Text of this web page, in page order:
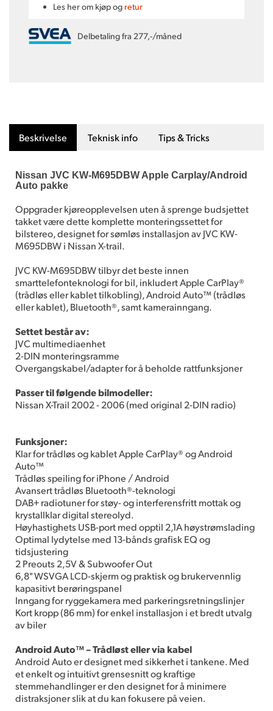
Les her om kjøp og retur
Delbetaling fra 277,-/måned
Beskrivelse Teknisk info Tips & Tricks
Nissan JVC KW-M695DBW Apple Carplay/Android
Auto pakke
Oppgrader kjøreopplevelsen uten å sprenge budsjettet
takket være dette komplette monteringssettet for
bilstereo, designet for sømløs installasjon av JVC KW-
M695DBW i Nissan X-trail.
JVC KW-M695DBW tilbyr det beste innen
smarttelefonteknologi for bil, inkludert Apple CarPlay®
(trådløs eller kablet tilkobling), Android Auto™ (trådløs
eller kablet), Bluetooth®, samt kamerainngang.
Settet består av:
JVC multimediaenhet
2-DIN monteringsramme
Overgangskabel/adapter for å beholde rattfunksjoner
Passer til følgende bilmodeller:
Nissan X-Trail 2002 - 2006 (med original 2-DIN radio)
Funksjoner:
Klar for trådløs og kablet Apple CarPlay® og Android
Auto™
Trådløs speiling for iPhone / Android
Avansert trådløs Bluetooth®-teknologi
DAB+ radiotuner for støy- og interferensfritt mottak og
krystallklar digital stereolyd.
Høyhastighets USB-port med opptil 2,1A høystrømslading
Optimal lydytelse med 13-bånds grafisk EQ og
tidsjustering
2 Preouts 2,5V & Subwoofer Out
6,8" WSVGA LCD-skjerm og praktisk og brukervennlig
kapasitivt berøringspanel
Inngang for ryggekamera med parkeringsretningslinjer
Kort kropp (86 mm) for enkel installasjon i et bredt utvalg
av biler
Android Auto™ – Trådløst eller via kabel
Android Auto er designet med sikkerhet i tankene. Med
et enkelt og intuitivt grensesnitt og kraftige
stemmehandlinger er den designet for å minimere
distraksjoner slik at du kan fokusere på veien.